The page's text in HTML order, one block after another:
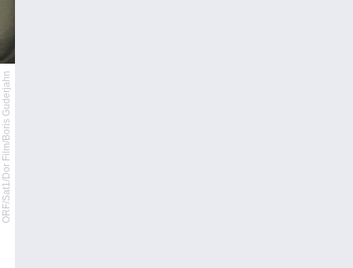
ORF/Sat1/Dor Film/Boris Guderjahn